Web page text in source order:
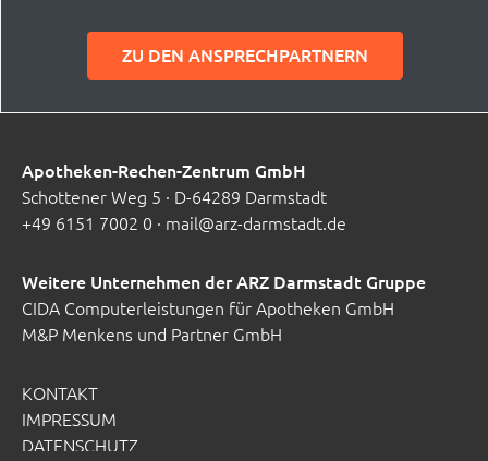
ZU DEN ANSPRECHPARTNERN
Apotheken-Rechen-Zentrum GmbH
Schottener Weg 5 · D-64289 Darmstadt
+49 6151 7002 0 · mail@arz-darmstadt.de
Weitere Unternehmen der ARZ Darmstadt Gruppe
CIDA Computerleistungen für Apotheken GmbH
M&P Menkens und Partner GmbH
KONTAKT
IMPRESSUM
DATENSCHUTZ